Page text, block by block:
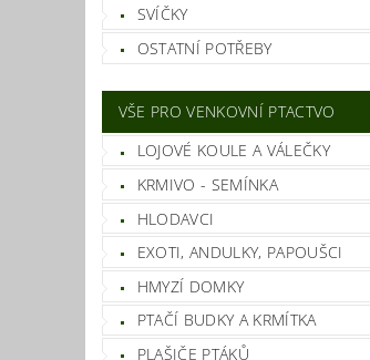
SVÍČKY
OSTATNÍ POTŘEBY
VŠE PRO VENKOVNÍ PTACTVO
LOJOVÉ KOULE A VÁLEČKY
KRMIVO - SEMÍNKA
HLODAVCI
EXOTI, ANDULKY, PAPOUŠCI
HMYZÍ DOMKY
PTAČÍ BUDKY A KRMÍTKA
PLAŠIČE PTÁKŮ